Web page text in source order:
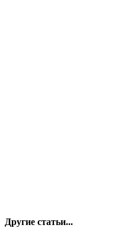
Другие статьи...